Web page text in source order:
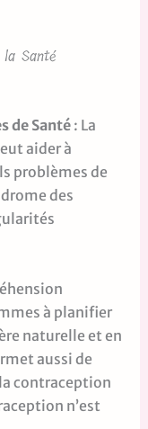
Santé
de Santé: La
aider à
problèmes de
des
à planifier
naturelle et en
aussi de
contraception
n’est